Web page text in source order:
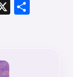
X Teilen